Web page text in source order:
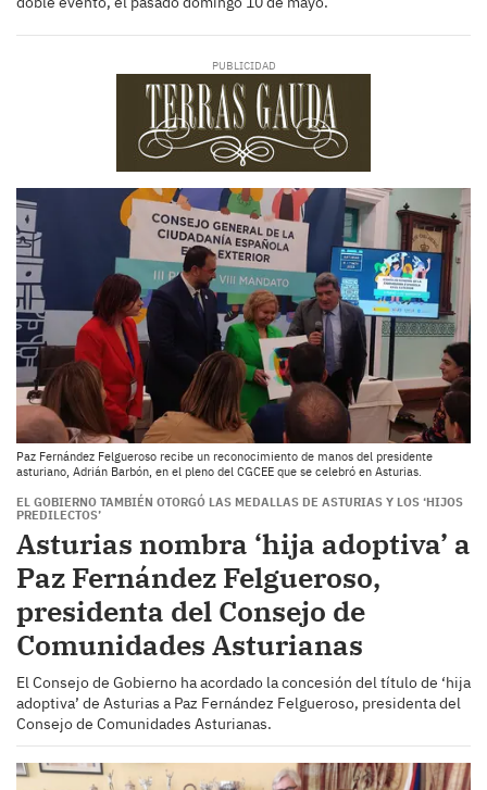
Paz Fernández Felgueroso recibe un reconocimiento de manos del presidente
asturiano, Adrián Barbón, en el pleno del CGCEE que se celebró en Asturias.
EL GOBIERNO TAMBIÉN OTORGÓ LAS MEDALLAS DE ASTURIAS Y LOS ‘HIJOS
PREDILECTOS’
Asturias nombra ‘hija adoptiva’ a
Paz Fernández Felgueroso,
presidenta del Consejo de
Comunidades Asturianas
El Consejo de Gobierno ha acordado la concesión del título de ‘hija
adoptiva’ de Asturias a Paz Fernández Felgueroso, presidenta del
Consejo de Comunidades Asturianas.